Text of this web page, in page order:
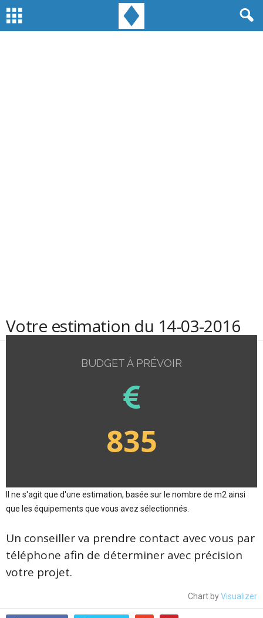
Votre estimation du 14-03-2016
BUDGET À PRÉVOIR
835
Il ne s'agit que d'une estimation, basée sur le nombre de m2 ainsi
que les équipements que vous avez sélectionnés.
Un conseiller va prendre contact avec vous par
téléphone afin de déterminer avec précision
votre projet.
Chart byVisualizer